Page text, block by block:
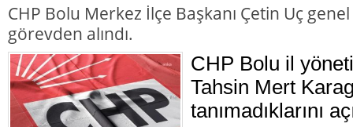
CHP Bolu Merkez İlçe Başkanı Çetin Uç
görevden alındı.
CHP Bolu il
Tahsin Mert
tanımadıklarını